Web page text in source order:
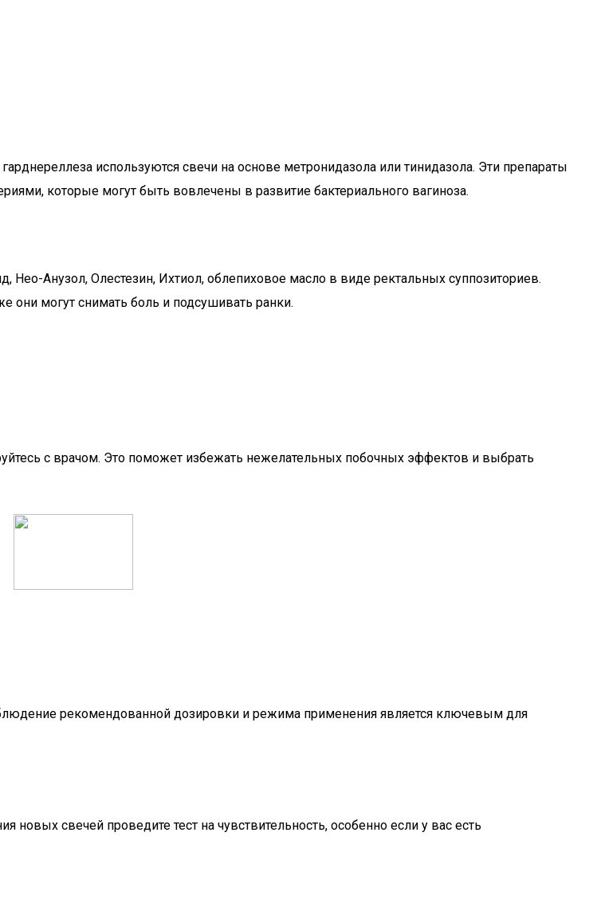
используются свечи на основе метронидазола или тинидазола. Эти препараты
которые могут быть вовлечены в развитие бактериального вагиноза.
Анузол, Олестезин, Ихтиол, облепиховое масло в виде ректальных суппозиториев.
они могут снимать боль и подсушивать ранки.
с врачом. Это поможет избежать нежелательных побочных эффектов и выбрать
рекомендованной дозировки и режима применения является ключевым для
свечей проведите тест на чувствительность, особенно если у вас есть